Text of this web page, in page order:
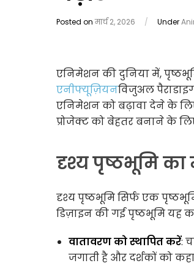
Posted onमार्च 2, 2026 / Under
एनिमेशन की दुनिया में,
एनीफ्यूज़ियनविजुअल
एनिमेशन को बढ़ावा देने के
प्रोजेक्ट को बेहतर बनाने के
दृश्य पृष्ठभूमि का
दृश्य पृष्ठभूमि सिर्फ एक
डिज़ाइन की गई पृष्ठभूमि यह
वातावरण को स्थापित करें:
जगाती है और दर्शकों को